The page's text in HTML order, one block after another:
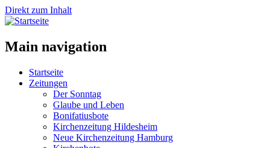
Direkt zum Inhalt
Main navigation
Startseite
Zeitungen
Der Sonntag
Glaube und Leben
Bonifatiusbote
Kirchenzeitung Hildesheim
Neue Kirchenzeitung Hamburg